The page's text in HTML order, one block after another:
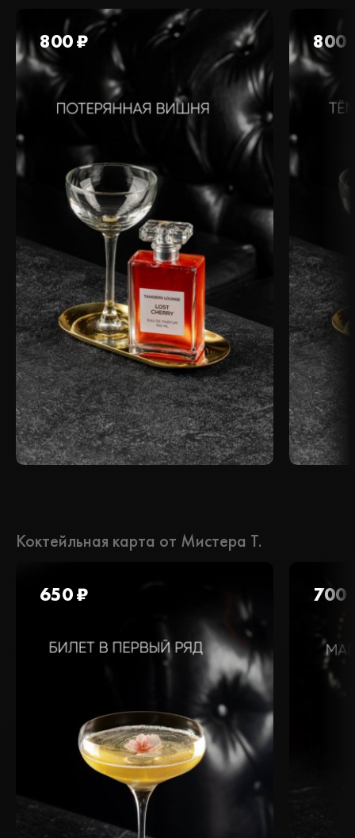
800 ₽ 800
Коктейльная карта от Мистера Т.
650 ₽ 700